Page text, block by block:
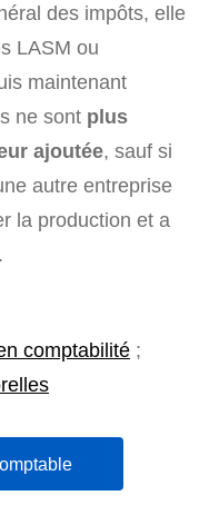
des impôts, elle
LASM ou
maintenant
ne sont plus
ajoutée, sauf si
autre entreprise
la production et a
comptabilité ;